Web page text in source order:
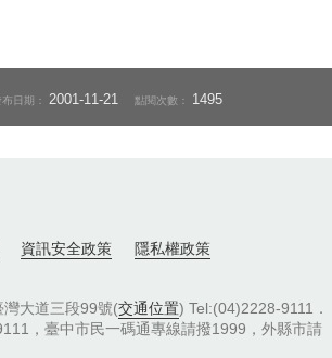
布日期： 2001-11-21 點閱次數： 1495
資訊安全政策 隱私權政策
大道三段99號(交通位置) Tel:(04)2228-9111．
，臺中市民一碼通專線請撥1999，外縣市請